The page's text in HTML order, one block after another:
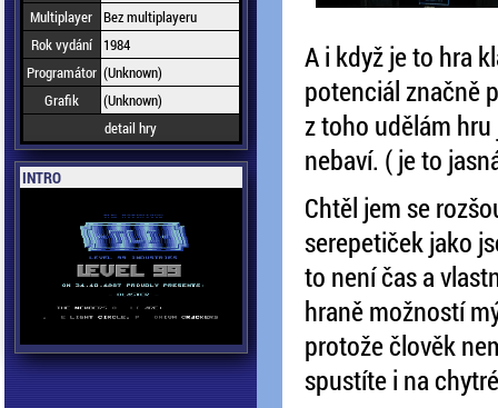
Multiplayer Bez multiplayeru
Rok vydání
1984
Programátor (Unknown)
Grafik
(Unknown)
detail hry
INTRO
A i když je to hra
potenciál značně
z toho udělám
nebaví. ( je to
Chtěl jem se
serepetiček jako
to není čas a
hraně možností
protože člověk
spustíte i na